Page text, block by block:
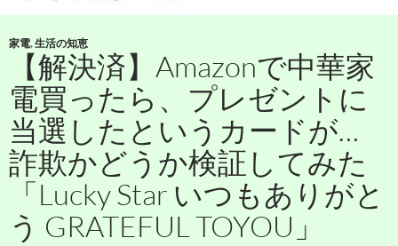
家電,生活の知恵
【解決済】Amazonで中華家
電買ったら、プレゼントに
当選したというカードが…
詐欺かどうか検証してみた
「Lucky Star いつもありがと
う GRATEFUL TOYOU」